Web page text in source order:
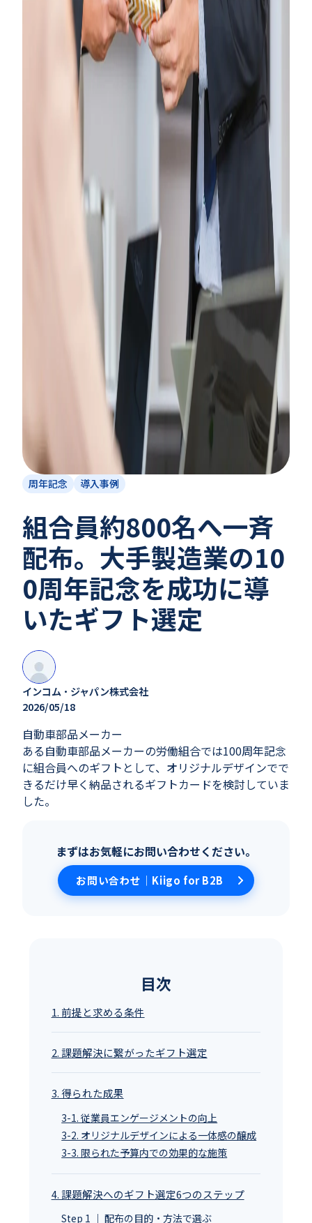
周年記念 導入事例
組合員約800名へ一斉
配布。大手製造業の10
0周年記念を成功に導
いたギフト選定
インコム・ジャパン株式会社
2026/05/18
自動車部品メーカー
ある自動車部品メーカーの労働組合では100周年記念
に組合員へのギフトとして、オリジナルデザインでで
きるだけ早く納品されるギフトカードを検討していま
した。
まずはお気軽にお問い合わせください。
お問い合わせ｜Kiigo for B2B
目次
1. 前提と求める条件
2. 課題解決に繋がったギフト選定
3. 得られた成果
3-1. 従業員エンゲージメントの向上
3-2. オリジナルデザインによる一体感の醸成
3-3. 限られた予算内での効果的な施策
4. 課題解決へのギフト選定6つのステップ
Step 1 ｜ 配布の目的・方法で選ぶ